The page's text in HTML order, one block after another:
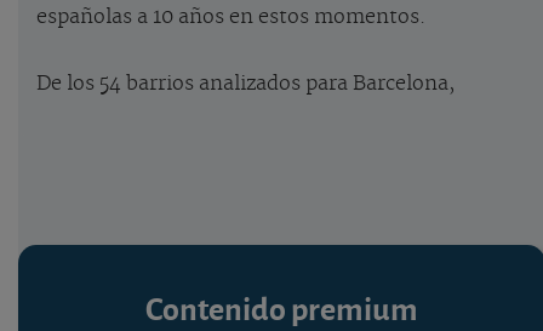
españolas a 10 años en estos momentos.
De los 54 barrios analizados para Barcelona,
Contenido premium